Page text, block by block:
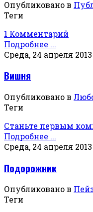
Опубликовано в
Теги
1 Комментарий
Подробнее ...
Среда, 24 апреля 2013
Вишня
Опубликовано в
Теги
Станьте первым
Подробнее ...
Среда, 24 апреля 2013
Подорожник
Опубликовано в
Теги